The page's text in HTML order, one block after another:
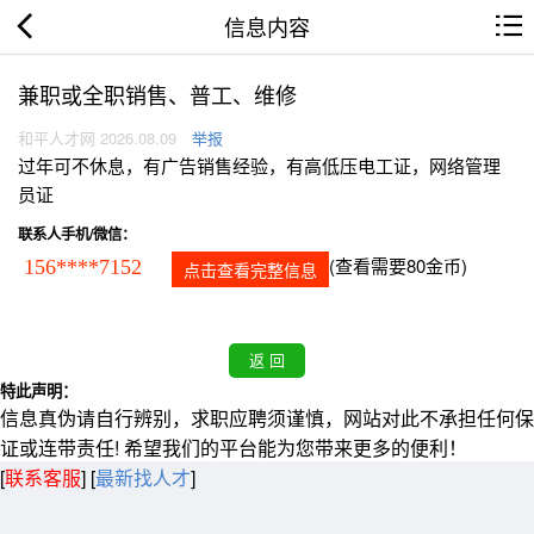
信息内容
兼职或全职销售、普工、维修
和平人才网 2026.08.09 举报
过年可不休息，有广告销售经验，有高低压电工证，网络管理
员证
联系人手机/微信：
156****7152 点击查看完整信息 (查看需要80金币)
特此声明：
信息真伪请自行辨别，求职应聘须谨慎，网站对此不承担任何保
证或连带责任! 希望我们的平台能为您带来更多的便利！
[联系客服] [最新找人才]